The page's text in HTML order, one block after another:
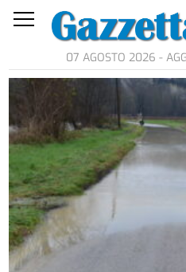
07 AGOSTO 2026 -